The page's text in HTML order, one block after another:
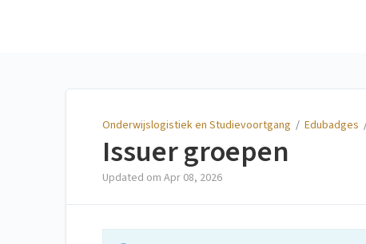
Onderwijslogistiek en Studievoortgang / Edubadges
Issuer groepen
Updated om Apr 08, 2026